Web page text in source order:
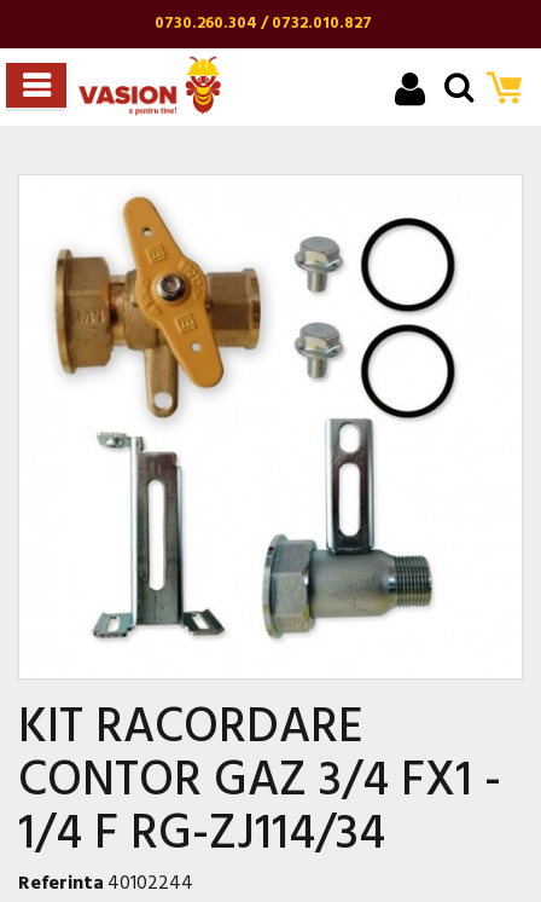
0730.260.304 / 0732.010.827
KIT RACORDARE
CONTOR GAZ 3/4 FX1 -
1/4 F RG-ZJ114/34
Referinta40102244